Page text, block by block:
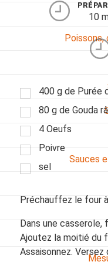
Sauces
10
400 g de Purée
80 g de Gouda
4 Oeufs
Poivre
sel
Préchauffez le four
Dans une
Ajoutez la moitié du
Assaisonnez. Versez